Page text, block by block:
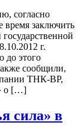
согласно
время заключить
г.
до этого
сообщили,
ТНК-ВР,
о […]
сила» в